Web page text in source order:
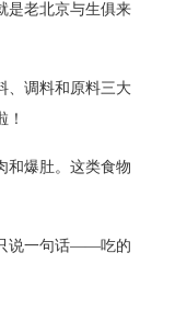
是老北京与生俱来
、调料和原料三大
和爆肚。这类食物
说一句话——吃的